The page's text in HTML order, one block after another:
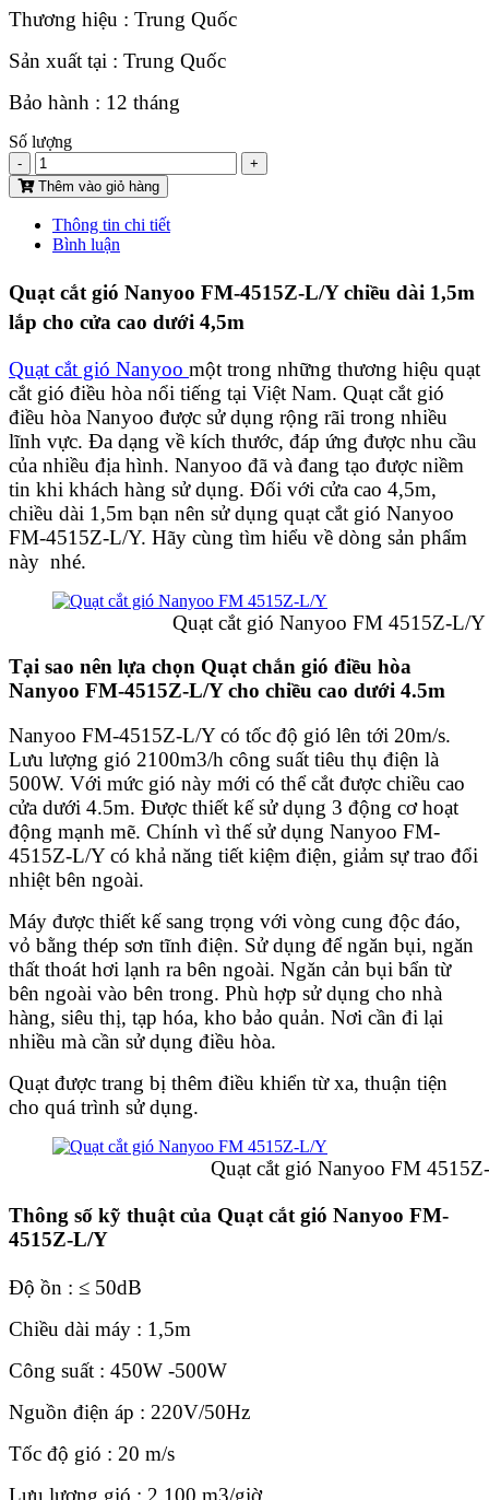
Thương hiệu : Trung Quốc
Sản xuất tại : Trung Quốc
Bảo hành : 12 tháng
Số lượng
-
+
Thêm vào giỏ hàng
Thông tin chi tiết
Bình luận
Quạt cắt gió Nanyoo FM-4515Z-L/Y chiều dài 1,5m
lắp cho cửa cao dưới 4,5m
Quạt cắt gió Nanyoo một trong những thương hiệu quạt
cắt gió điều hòa nổi tiếng tại Việt Nam. Quạt cắt gió
điều hòa Nanyoo được sử dụng rộng rãi trong nhiều
lĩnh vực. Đa dạng về kích thước, đáp ứng được nhu cầu
của nhiều địa hình. Nanyoo đã và đang tạo được niềm
tin khi khách hàng sử dụng. Đối với cửa cao 4,5m,
chiều dài 1,5m bạn nên sử dụng quạt cắt gió Nanyoo
FM-4515Z-L/Y. Hãy cùng tìm hiểu về dòng sản phẩm
này nhé.
Quạt cắt gió Nanyoo FM 4515Z-L/Y
Tại sao nên lựa chọn Quạt chắn gió điều hòa
Nanyoo FM-4515Z-L/Y cho chiều cao dưới 4.5m
Nanyoo FM-4515Z-L/Y có tốc độ gió lên tới 20m/s.
Lưu lượng gió 2100m3/h công suất tiêu thụ điện là
500W. Với mức gió này mới có thể cắt được chiều cao
cửa dưới 4.5m. Được thiết kế sử dụng 3 động cơ hoạt
động mạnh mẽ. Chính vì thế sử dụng Nanyoo FM-
4515Z-L/Y có khả năng tiết kiệm điện, giảm sự trao đổi
nhiệt bên ngoài.
Máy được thiết kế sang trọng với vòng cung độc đáo,
vỏ bằng thép sơn tĩnh điện. Sử dụng để ngăn bụi, ngăn
thất thoát hơi lạnh ra bên ngoài. Ngăn cản bụi bẩn từ
bên ngoài vào bên trong. Phù hợp sử dụng cho nhà
hàng, siêu thị, tạp hóa, kho bảo quản. Nơi cần đi lại
nhiều mà cần sử dụng điều hòa.
Quạt được trang bị thêm điều khiển từ xa, thuận tiện
cho quá trình sử dụng.
Quạt cắt gió Nanyoo FM 4515Z-
Thông số kỹ thuật của Quạt cắt gió Nanyoo FM-
4515Z-L/Y
Độ ồn : ≤ 50dB
Chiều dài máy : 1,5m
Công suất : 450W -500W
Nguồn điện áp : 220V/50Hz
Tốc độ gió : 20 m/s
Lưu lượng gió : 2.100 m3/giờ